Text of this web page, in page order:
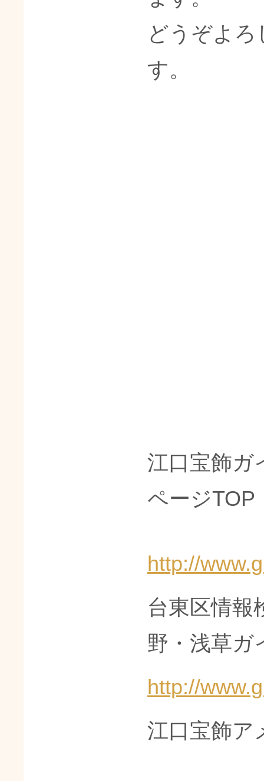
どうぞよ
す。
江口宝飾ガ
ページTOP
http://
台東区情
野・浅草ガ
http://
江口宝飾ア